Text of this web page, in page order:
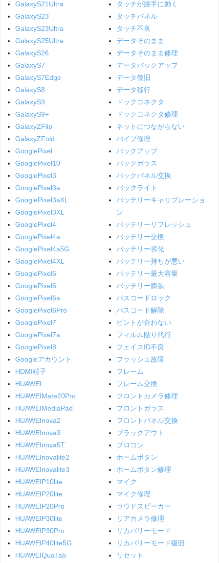
GalaxyS21Ultra
GalaxyS23
GalaxyS23Ultra
GalaxyS25Ultra
GalaxyS26
GalaxyS7
GalaxyS7Edge
GalaxyS8
GalaxyS9
GalaxyS9+
GalaxyZFlip
GalaxyZFold
GooglePixel
GooglePixel10
GooglePixel3
GooglePixel3a
GooglePixel3aXL
GooglePixel3XL
GooglePixel4
GooglePixel4a
GooglePixel4a5G
GooglePixel4XL
GooglePixel5
GooglePixel6
GooglePixel6a
GooglePixel6Pro
GooglePixel7
GooglePixel7a
GooglePixel8
Googleアカウント
HDMI端子
HUAWEI
HUAWEIMate20Pro
HUAWEIMediaPad
HUAWEInova2
HUAWEInova3
HUAWEInova5T
HUAWEInovalite2
HUAWEInovalite3
HUAWEIP10lite
HUAWEIP20lite
HUAWEIP20Pro
HUAWEIP30lite
HUAWEIP30Pro
HUAWEIP40lite5G
HUAWEIQuaTab
タッチが勝手に動く
タッチパネル
タッチ不良
データそのまま
データそのまま修理
データバックアップ
データ復旧
データ移行
ドックコネクタ
ドックコネクタ修理
ネットにつながらない
バイブ修理
バックアップ
バックガラス
バックパネル交換
バックライト
バッテリーキャリブレーショ
ン
バッテリーリフレッシュ
バッテリー交換
バッテリー劣化
バッテリー持ちが悪い
バッテリー最大容量
バッテリー膨張
パスコードロック
パスコード解除
ピントが合わない
フィルム貼り代行
フェイスID不良
フラッシュ故障
フレーム
フレーム交換
フロントカメラ修理
フロントガラス
フロントパネル交換
ブラックアウト
プロコン
ホームボタン
ホームボタン修理
マイク
マイク修理
ラウドスピーカー
リアカメラ修理
リカバリーモード
リカバリーモード復旧
リセット